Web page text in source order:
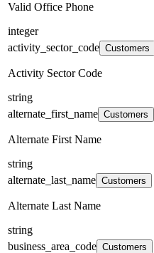
Valid Office Phone
integer
activity_sector_code Customers
Activity Sector Code
string
alternate_first_name Customers
Alternate First Name
string
alternate_last_name Customers
Alternate Last Name
string
business_area_code Customers